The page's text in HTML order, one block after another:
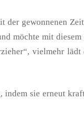
gewonnenen
möchte mit
vielmehr lädt
sie erneut